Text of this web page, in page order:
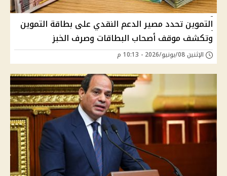
التموين تحدد مصير الدعم النقدي على بطاقة التموين
وتكشف موقف أصحاب البطاقات وصرف الخبز
الإثنين 08/يونيو/2026 - 10:13 م